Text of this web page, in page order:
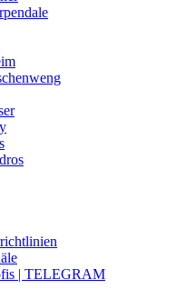
| TELEGRAM